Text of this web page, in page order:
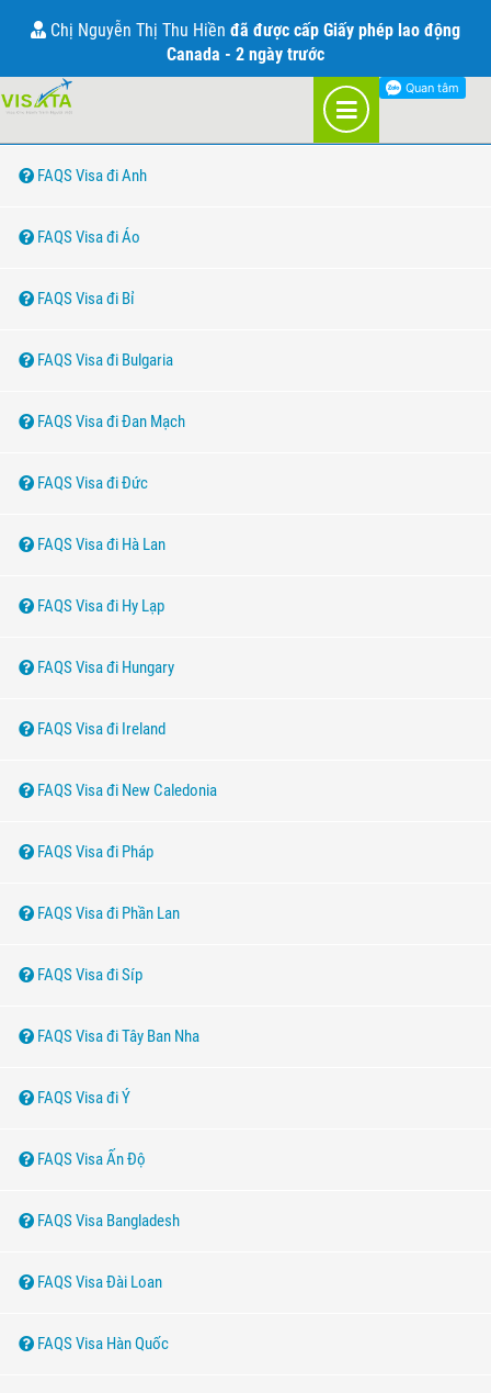
CÂU HỎI THƯỜNG GẶP VỀ VISA
DANH MỤC QUỐC GIA
FAQS Visa đi Anh
FAQS Visa đi Áo
FAQS Visa đi Bỉ
FAQS Visa đi Bulgaria
FAQS Visa đi Đan Mạch
FAQS Visa đi Đức
FAQS Visa đi Hà Lan
FAQS Visa đi Hy Lạp
FAQS Visa đi Hungary
FAQS Visa đi Ireland
FAQS Visa đi New Caledonia
FAQS Visa đi Pháp
FAQS Visa đi Phần Lan
FAQS Visa đi Síp
FAQS Visa đi Tây Ban Nha
FAQS Visa đi Ý
FAQS Visa Ấn Độ
FAQS Visa Bangladesh
FAQS Visa Đài Loan
FAQS Visa Hàn Quốc
Chị Nguyễn Thị Thu Hiền đã được cấp Giấy phép lao động
Canada - 2 ngày trước